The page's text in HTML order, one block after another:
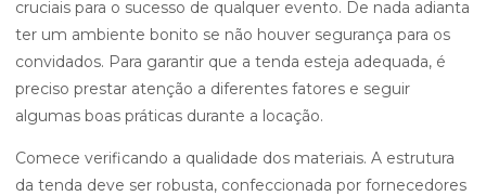
cruciais para o sucesso de qualquer evento. De nada adianta
ter um ambiente bonito se não houver segurança para os
convidados. Para garantir que a tenda esteja adequada, é
preciso prestar atenção a diferentes fatores e seguir
algumas boas práticas durante a locação.
Comece verificando a qualidade dos materiais. A estrutura
da tenda deve ser robusta, confeccionada por fornecedores